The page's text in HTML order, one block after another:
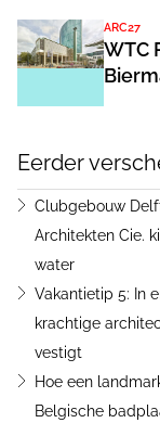
ARC27
WTC
Eerder
Clubgebouw
Architekten Cie.
water
Vakantietip 5: In
krachtige
vestigt
Hoe een
Belgische